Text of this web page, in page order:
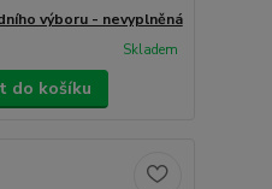
výboru - nevyplněná
Skladem
do košíku